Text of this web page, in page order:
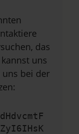
das
uns
uns bei der